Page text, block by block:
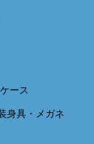
ース
身具・メガネ